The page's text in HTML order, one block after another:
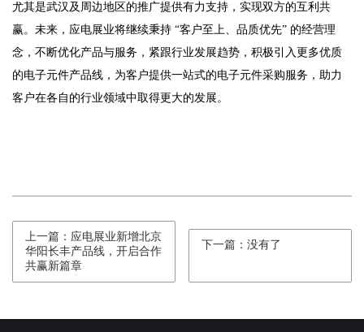
尤其是武汉及周边地区的推广提供有力支持，实现双方的互利共
赢。未来，应电展业将继续秉持 “客户至上、品质优先” 的经营理
念，不断优化产品与服务，紧跟行业发展趋势，积极引入更多优质
的电子元件产品线，为客户提供一站式的电子元件采购服务，助力
客户在各自的行业领域中取得更大的发展。
上一篇：应电展业新增北京
华阳长丰产品线，开启合作
共赢新篇章
下一篇：没有了